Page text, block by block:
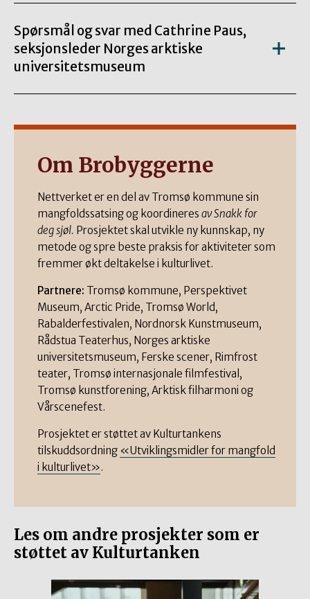
Spørsmål og svar med Cathrine Paus,
seksjonsleder Norges arktiske
universitetsmuseum
Om Brobyggerne
Nettverket er en del av Tromsø kommune sin
mangfoldssatsing og koordineres av Snakk for
deg sjøl. Prosjektet skal utvikle ny kunnskap, ny
metode og spre beste praksis for aktiviteter som
fremmer økt deltakelse i kulturlivet.
Partnere: Tromsø kommune, Perspektivet
Museum, Arctic Pride, Tromsø World,
Rabalderfestivalen, Nordnorsk Kunstmuseum,
Rådstua Teaterhus, Norges arktiske
universitetsmuseum, Ferske scener, Rimfrost
teater, Tromsø internasjonale filmfestival,
Tromsø kunstforening, Arktisk filharmoni og
Vårscenefest.
Prosjektet er støttet av Kulturtankens
tilskuddsordning «Utviklingsmidler for mangfold
i kulturlivet».
Les om andre prosjekter som er
støttet av Kulturtanken